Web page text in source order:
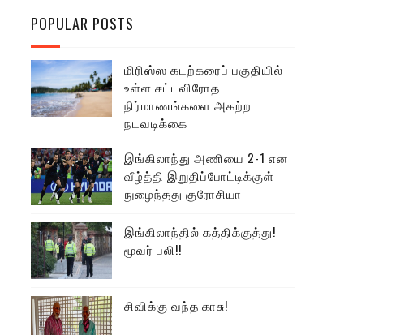
POPULAR POSTS
மிரிஸ்ஸ கடற்கரைப் பகுதியில்
உள்ள சட்டவிரோத
நிர்மாணங்களை அகற்ற
நடவடிக்கை
இங்கிலாந்து அணியை 2-1 என
வீழ்த்தி இறுதிப்போட்டிக்குள்
நுழைந்தது குரோசியா
இங்கிலாந்தில் கத்திக்குத்து!
மூவர் பலி!!
சிவிக்கு வந்த காசு!